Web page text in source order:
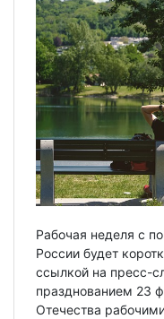
Рабочая неделя с
России будет
ссылкой на пресс-
празднованием 23
Отечества